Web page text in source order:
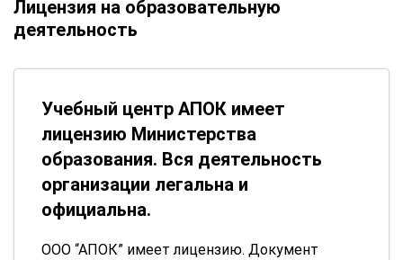
Лицензия на образовательную
деятельность
Учебный центр АПОК имеет
лицензию Министерства
образования. Вся деятельность
организации легальна и
официальна.
ООО “АПОК” имеет лицензию. Документ